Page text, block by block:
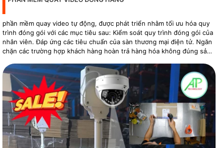
phần mềm quay video tự động, được phát triển nhằm tối ưu hóa quy
trình đóng gói với các mục tiêu sau: Kiểm soát quy trình đóng gói của
nhân viên. Đáp ứng các tiêu chuẩn của sàn thương mại điện tử. Ngăn
chặn các trường hợp khách hàng hoàn trả hàng hóa không đúng sản